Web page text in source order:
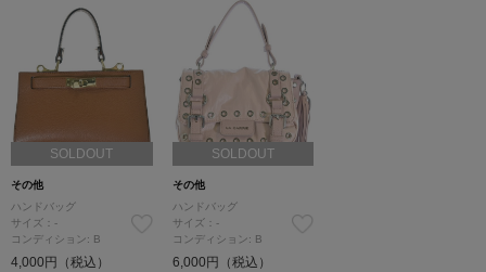
SOLDOUT
その他
ハンドバッグ
サイズ：-
コンディション: B
4,000円（税込）
SOLDOUT
その他
ハンドバッグ
サイズ：-
コンディション: B
6,000円（税込）